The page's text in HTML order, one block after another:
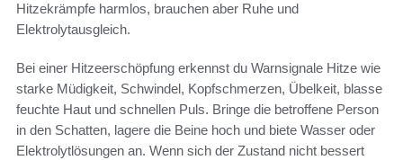
Hitzekrämpfe harmlos, brauchen aber Ruhe und
Elektrolytausgleich.
Bei einer Hitzeerschöpfung erkennst du Warnsignale Hitze wie
starke Müdigkeit, Schwindel, Kopfschmerzen, Übelkeit, blasse
feuchte Haut und schnellen Puls. Bringe die betroffene Person
in den Schatten, lagere die Beine hoch und biete Wasser oder
Elektrolytlösungen an. Wenn sich der Zustand nicht bessert